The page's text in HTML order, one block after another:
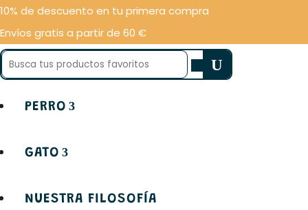
Gestionar el consentimiento de las cookies
10% de descuento en tu primera compra
Envíos gratis a partir de 60 €
Buscar:
PERRO
GATO
NUESTRA FILOSOFÍA